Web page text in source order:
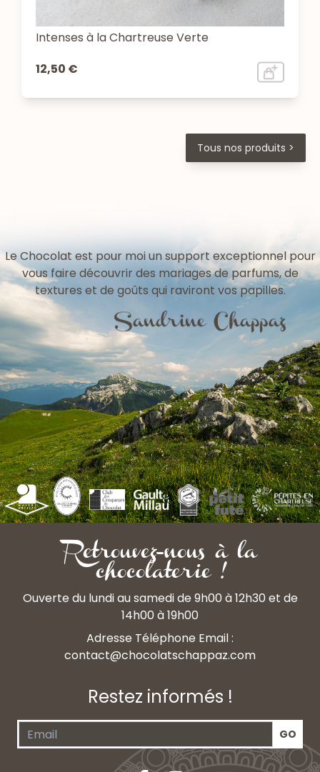
Intenses à la Chartreuse Verte
12,50 €
Tous nos produits >
Le Chocolat est pour moi un support exceptionnel pour
vous faire découvrir des mariages de parfums, de
textures et de goûts qui raviront vos papilles.
Retrouvez-nous à la
chocolaterie !
Ouverte du lundi au samedi de 9h00 à 12h30 et de
14h00 à 19h00
Adresse Téléphone Email :
contact@chocolatschappaz.com
Restez informés !